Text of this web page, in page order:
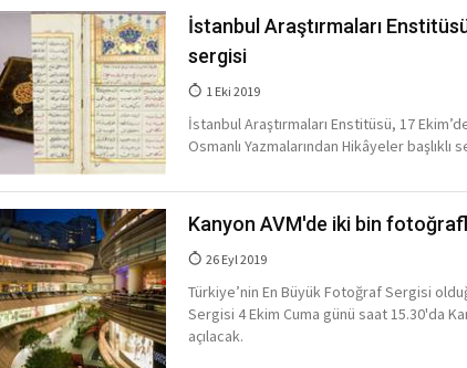
İstanbul Araştırmaları
sergisi
1 Eki 2019
İstanbul Araştırmaları Enstitüsü, 17
Osmanlı Yazmalarından Hikâyeler
Kanyon AVM'de iki bin
26 Eyl 2019
Türkiye’nin En Büyük Fotoğraf Sergisi
Sergisi 4 Ekim Cuma günü saat 15.30'da
açılacak.